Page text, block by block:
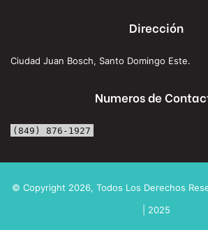
Dirección
Ciudad Juan Bosch, Santo Domingo Este.
Numeros de
(849) 876-1927
© Copyright 2026, Todos Los Derechos
| 2025